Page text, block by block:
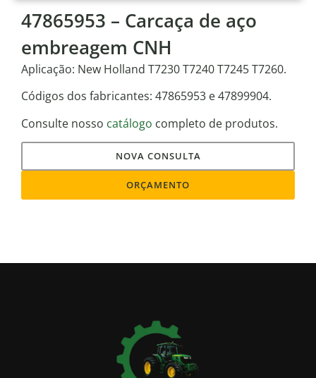
47865953 – Carcaça de aço
embreagem CNH
Aplicação: New Holland T7230 T7240 T7245 T7260.
Códigos dos fabricantes: 47865953 e 47899904.
Consulte nosso catálogo completo de produtos.
NOVA CONSULTA
ORÇAMENTO